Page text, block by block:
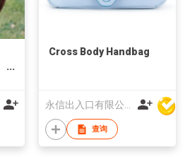
Cross Body Handbag
永信出入口有限公司
查询